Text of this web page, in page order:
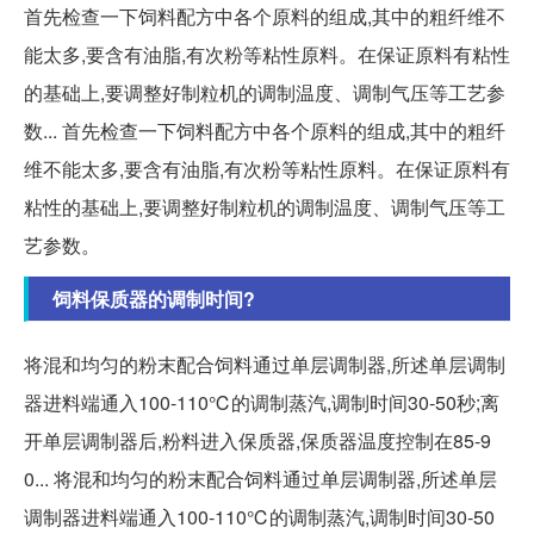
首先检查一下饲料配方中各个原料的组成,其中的粗纤维不
能太多,要含有油脂,有次粉等粘性原料。在保证原料有粘性
的基础上,要调整好制粒机的调制温度、调制气压等工艺参
数... 首先检查一下饲料配方中各个原料的组成,其中的粗纤
维不能太多,要含有油脂,有次粉等粘性原料。在保证原料有
粘性的基础上,要调整好制粒机的调制温度、调制气压等工
艺参数。
饲料保质器的调制时间?
将混和均匀的粉末配合饲料通过单层调制器,所述单层调制
器进料端通入100‑110℃的调制蒸汽,调制时间30‑50秒;离
开单层调制器后,粉料进入保质器,保质器温度控制在85‑9
0... 将混和均匀的粉末配合饲料通过单层调制器,所述单层
调制器进料端通入100‑110℃的调制蒸汽,调制时间30‑50